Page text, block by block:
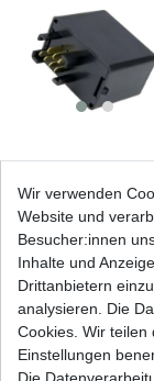
Wir verwenden
Website und
Besucher:innen
Inhalte und
Drittanbietern
analysieren. Die
Cookies. Wir teilen
Einstellungen